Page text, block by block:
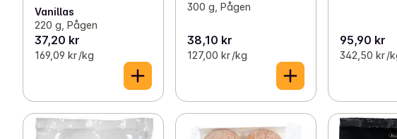
Vanillas
220 g, Pågen
37,20 kr
169,09 kr /kg
300 g, Pågen
38,10 kr
127,00 kr /kg
95,90 kr
342,50 kr /